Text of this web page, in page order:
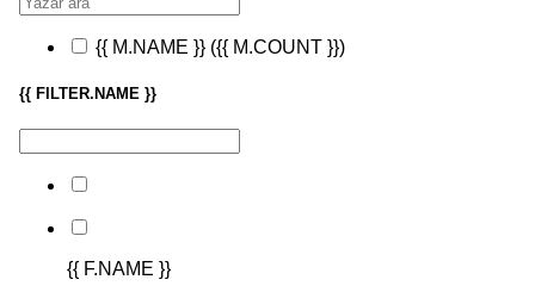
{{ M.NAME }} ({{ M.COUNT }})
{{ FILTER.NAME }}
{{ F.NAME }}